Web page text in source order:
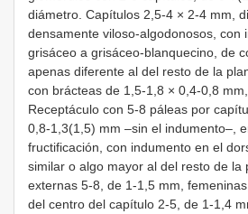
diámetro. Capítulos 2,5-4 × 2-4 mm,
densamente viloso-algodonosos, con
grisáceo a grisáceo-blanquecino, de
apenas diferente al del resto de la
con brácteas de 1,5-1,8 × 0,4-0,8
Receptáculo con 5-8 páleas por
0,8-1,3(1,5) mm –sin el indumento–,
fructificación, con indumento en el
similar o algo mayor al del resto de la
externas 5-8, de 1-1,5 mm,
del centro del capítulo 2-5, de 1-1,4